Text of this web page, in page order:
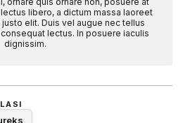
libero, a dictum massa laoreet
justo elit. Duis vel augue nec tellus
lectus. In posuere iaculis
dignissim.